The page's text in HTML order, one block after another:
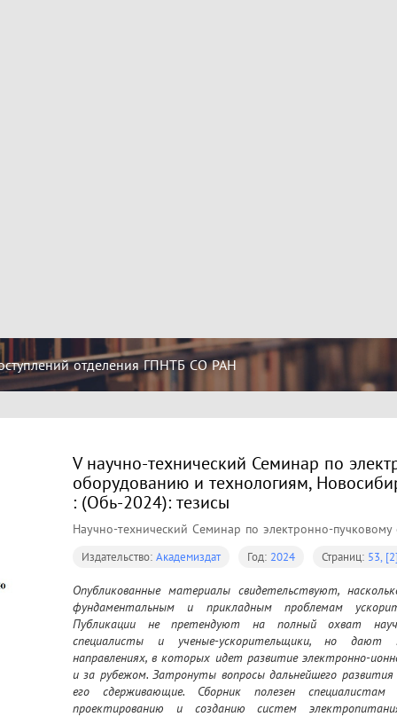
отделения ГПНТБ СО РАН
V научно-технический Семинар по
оборудованию и технологиям,
: (Обь-2024): тезисы
Научно-технический Семинар по электронно-
Издательство: Академиздат Год: 2024 Страниц: 53,
Опубликованные материалы свидетельствуют,
фундаментальным и прикладным проблемам
Публикации не претендуют на полный охват
специалисты и ученые-ускорительщики, но дают
направлениях, в которых идет развитие электронно-
и за рубежом. Затронуты вопросы дальнейшего
его сдерживающие. Сборник полезен
проектированию и созданию систем